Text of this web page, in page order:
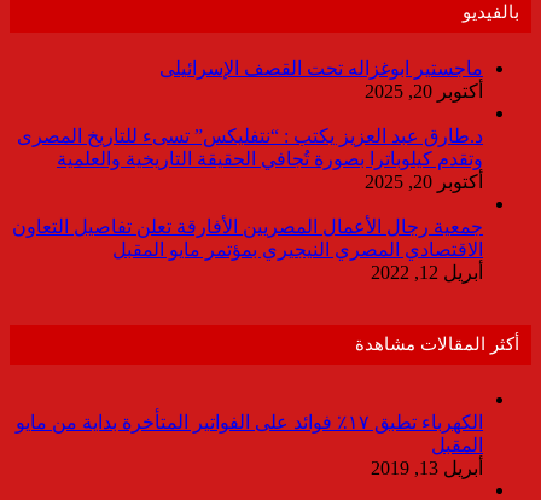
بالفيديو
ماجستير ابوغزاله تحت القصف الإسرائيلى
أكتوبر 20, 2025
د.طارق عبد العزيز يكتب : “نتفليكس” تسىء للتاريخ المصرى
وتقدم كيلوباترا بصورة تُجافي الحقيقة التاريخية والعلمية
أكتوبر 20, 2025
جمعية رجال الأعمال المصريين الأفارقة تعلن تفاصيل التعاون
الاقتصادي المصري النيجيري بمؤتمر مايو المقبل
أبريل 12, 2022
أكثر المقالات مشاهدة
الكهرباء تطبق ١٧٪ فوائد على الفواتير المتأخرة بداية من مايو
المقبل
أبريل 13, 2019